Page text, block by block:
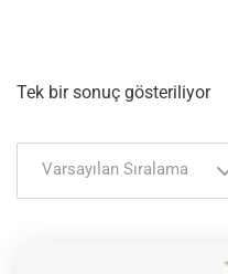
Tek bir sonuç gösteriliyor
Varsayılan Sıralama